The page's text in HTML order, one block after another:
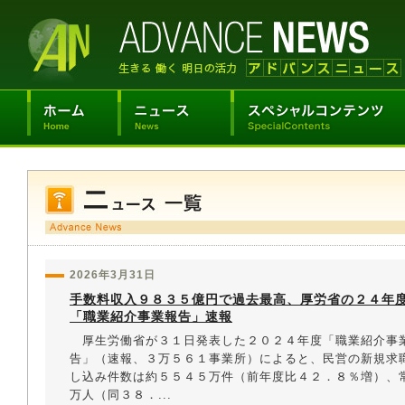
2026年3月31日
手数料収入９８３５億円で過去最高、厚労省の２４年
「職業紹介事業報告」速報
厚生労働省が３１日発表した２０２４年度「職業紹介事
告」（速報、３万５６１事業所）によると、民営の新規求
し込み件数は約５５４５万件（前年度比４２．８％増）、
万人（同３８．...